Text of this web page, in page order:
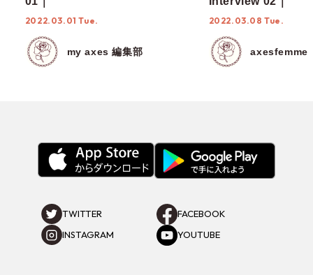
2022.03.01 Tue.
my axes 編集部
2022.03.08 Tue.
axesfemme
TWITTER
FACEBOOK
INSTAGRAM
YOUTUBE